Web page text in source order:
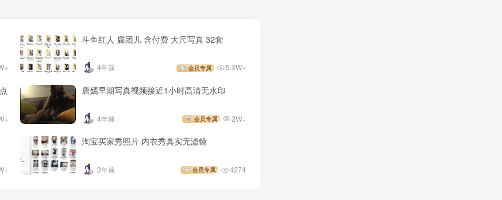
斗鱼红人 腐团儿 含付费 大尺写真 32套
4年前 会员专属 5.3W+
唐嫣早期写真视频接近1小时高清无水印
4年前 会员专属 2W+
淘宝买家秀照片 内衣秀真实无滤镜
3年前 会员专属 4274